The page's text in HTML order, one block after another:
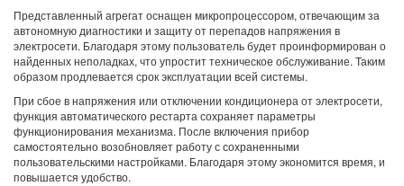
Представленный агрегат оснащен микропроцессором, отвечающим за
автономную диагностики и защиту от перепадов напряжения в
электросети. Благодаря этому пользователь будет проинформирован о
найденных неполадках, что упростит техническое обслуживание. Таким
образом продлевается срок эксплуатации всей системы.
При сбое в напряжения или отключении кондиционера от электросети,
функция автоматического рестарта сохраняет параметры
функционирования механизма. После включения прибор
самостоятельно возобновляет работу с сохраненными
пользовательскими настройками. Благодаря этому экономится время, и
повышается удобство.